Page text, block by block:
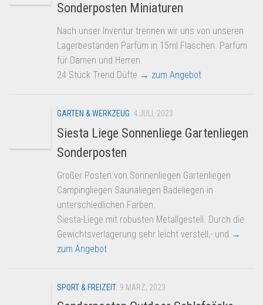
Sonderposten Miniaturen
Nach unser Inventur trennen wir uns von unseren
Lagerbeständen Parfüm in 15ml Flaschen. Parfüm
für Damen und Herren.
24 Stück Trend Düfte → zum Angebot
GARTEN & WERKZEUG 4 JULI, 2023
Siesta Liege Sonnenliege Gartenliegen
Sonderposten
Großer Posten von Sonnenliegen Gartenliegen
Campingliegen Saunaliegen Badeliegen in
unterschiedlichen Farben.
Siesta-Liege mit robusten Metallgestell. Durch die
Gewichtsverlagerung sehr leicht verstell,- und →
zum Angebot
SPORT & FREIZEIT 9 MÄRZ, 2023